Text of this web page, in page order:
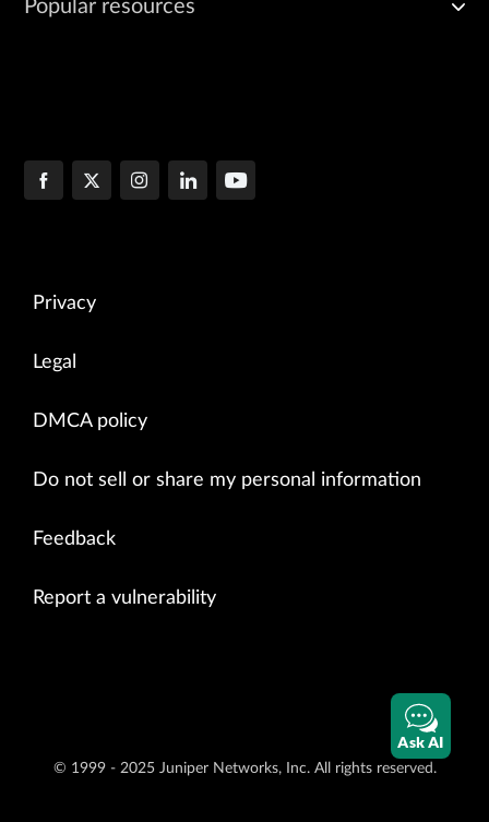
Popular resources
Privacy
Legal
DMCA policy
Do not sell or share my personal information
Feedback
Report a vulnerability
© 1999 - 2025 Juniper Networks, Inc. All rights reserved.
Ask AI